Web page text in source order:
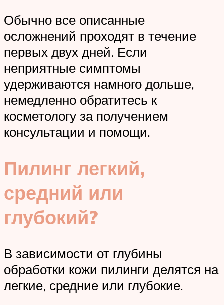
Обычно все описанные
осложнений проходят в течение
первых двух дней. Если
неприятные симптомы
удерживаются намного дольше,
немедленно обратитесь к
косметологу за получением
консультации и помощи.
Пилинг легкий,
средний или
глубокий?
В зависимости от глубины
обработки кожи пилинги делятся на
легкие, средние или глубокие.